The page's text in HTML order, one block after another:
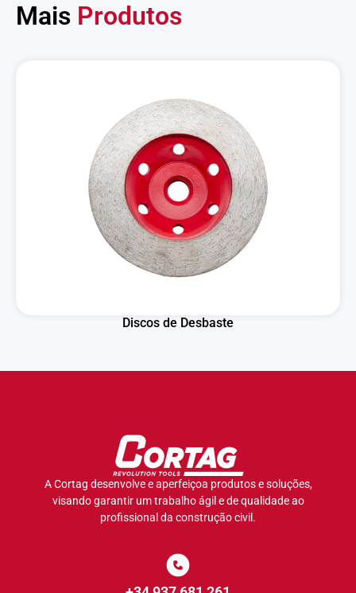
Mais Produtos
Discos de Desbaste
A Cortag desenvolve e aperfeiçoa produtos e soluções,
visando garantir um trabalho ágil e de qualidade ao
profissional da construção civil.